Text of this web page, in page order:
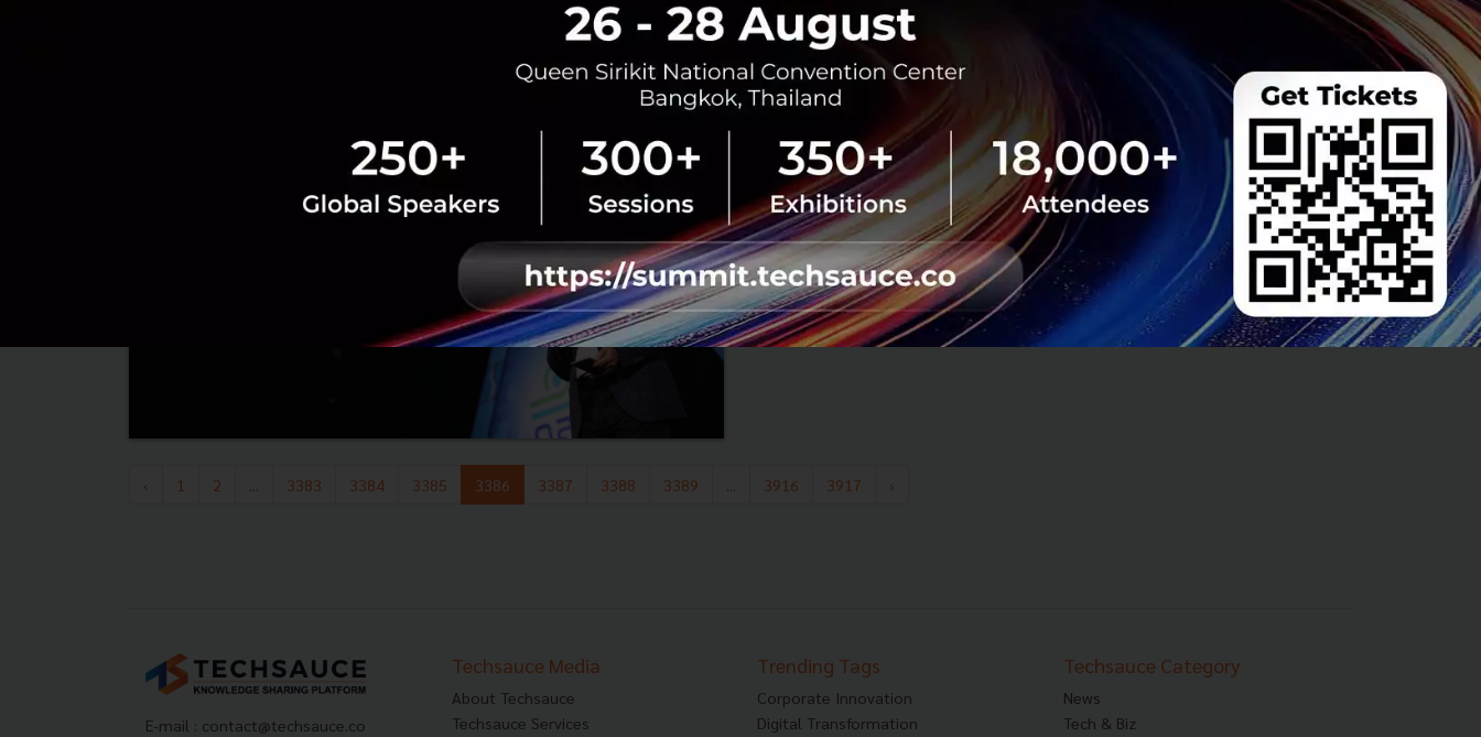
ก.ล.ต. จับมือสมาคมฟินเทค เฟ้น 12 FinTech Startup หน้าใหม่เข้า
ชิงชนะเลิศ โครงการประกวด “FinTech Challenge 2018 : The
สำนักงานคณะกรรมการกำกับหลักทรัพย์และตลาดหลักทรัพย์ (ก.ล.ต.) ร่วมกับสมาคมฟินเทค
ประเทศไทย คัดเฟ้น 12 ทีม FinTech Startup เข้าสู่การแข่งขันรอบชิงชนะเลิศ “FinTech
Challenge 2018 : The ...
พฤศจิกายน 7, 2018| ByTechsauce Team
0
News FinTech FinTech Challenge
‹ 1 2 3383 3384 3385 3386 3387 3388 3389 3916 3917 ›
E-mail : contact@techsauce.co
Techsauce Media
About Techsauce
Techsauce Services
Trending Tags
Corporate Innovation
Digital Transformation
Techsauce Category
News
Tech & Biz